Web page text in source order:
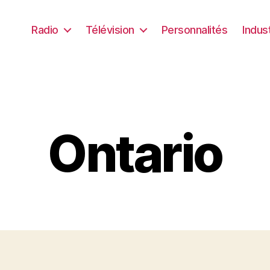
Radio Télévision Personnalités
Ontario